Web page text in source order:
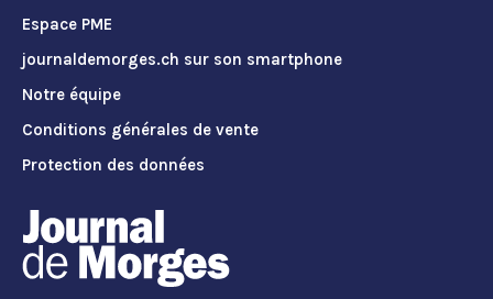
Espace PME
journaldemorges.ch sur son smartphone
Notre équipe
Conditions générales de vente
Protection des données